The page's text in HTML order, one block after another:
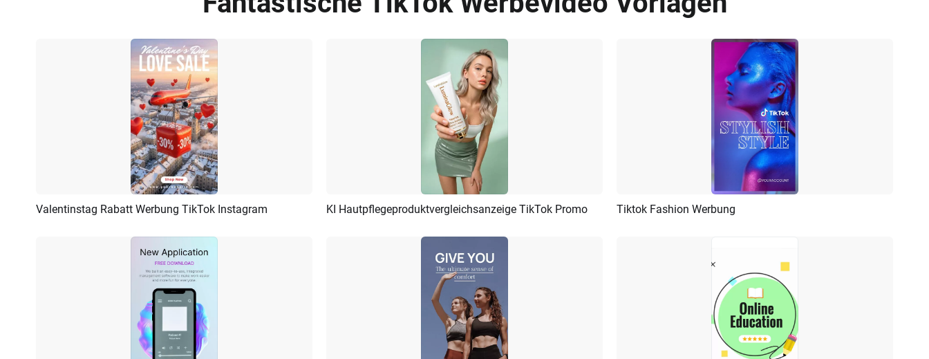
Vorschau KI Erstellen
Valentinstag Rabatt Werbung TikTok Instagram Vorschau KI Erstellen
KI Hautpflegeproduktvergleichsanzeige TikTok Promo Vorschau
Tiktok Fashion Werbung